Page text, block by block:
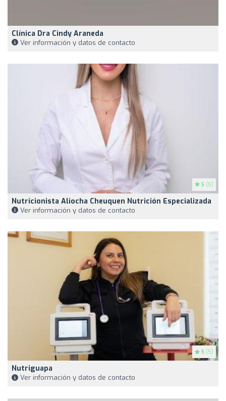
Clínica Dra Cindy Araneda
Ver información y datos de contacto
5 (5)
Nutricionista Aliocha Cheuquen Nutrición Especializada
Ver información y datos de contacto
5 (5)
Nutriguapa
Ver información y datos de contacto